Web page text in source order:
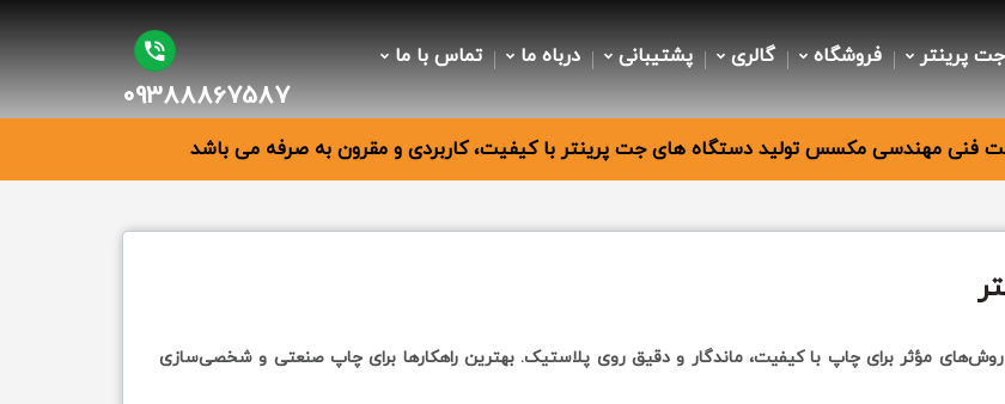
جت پرینتر فروشگاه گالری پشتیبانی درباه ما تماس با ما
09388867587
فنی مهندسی مکسس تولید دستگاه های جت پرینتر با کیفیت، کاربردی و مقرون به صرفه می باشد
مؤثر برای چاپ با کیفیت، ماندگار و دقیق روی پلاستیک. بهترین راهکارها برای چاپ صنعتی و شخصی‌سازی